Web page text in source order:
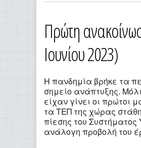
Πρώτη
Ιουνίου 2023)
Η πανδημία βρήκε τα
σημείο ανάπτυξης.
είχαν γίνει οι πρώτοι
τα ΤΕΠ της χώρας
πίεσης του
ανάλογη προβολή του